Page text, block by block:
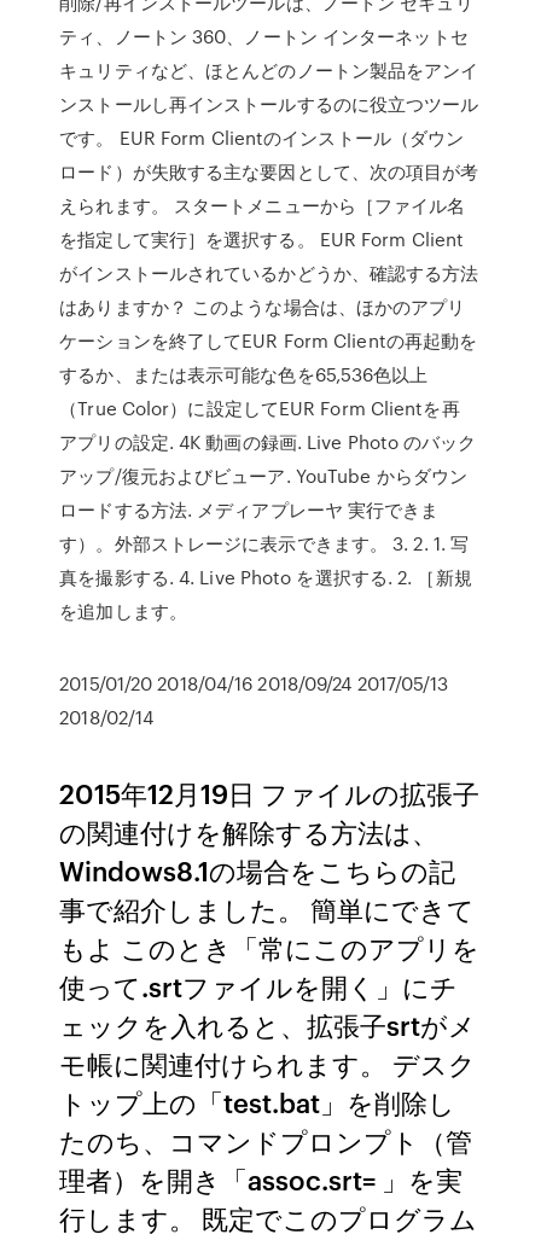
ティ、ノートン 360、ノートン インターネットセ
キュリティなど、ほとんどのノートン製品をアンイ
ンストールし再インストールするのに役立つツール
です。 EUR Form Clientのインストール（ダウン
ロード）が失敗する主な要因として、次の項目が考
えられます。 スタートメニューから［ファイル名
を指定して実行］を選択する。 EUR Form Client
がインストールされているかどうか、確認する方法
はありますか？ このような場合は、ほかのアプリ
ケーションを終了してEUR Form Clientの再起動を
するか、または表示可能な色を65,536色以上
（True Color）に設定してEUR Form Clientを再
アプリの設定. 4K 動画の録画. Live Photo のバック
アップ/復元およびビューア. YouTube からダウン
ロードする方法. メディアプレーヤ 実行できま
す）。外部ストレージに表示できます。 3. 2. 1. 写
真を撮影する. 4. Live Photo を選択する. 2. ［新規
を追加します。
2015/01/20 2018/04/16 2018/09/24 2017/05/13
2018/02/14
2015年12月19日 ファイルの拡張子
の関連付けを解除する方法は、
Windows8.1の場合をこちらの記
事で紹介しました。 簡単にできて
もよ このとき「常にこのアプリを
使って.srtファイルを開く」にチ
ェックを入れると、拡張子srtがメ
モ帳に関連付けられます。 デスク
トップ上の「test.bat」を削除し
たのち、コマンドプロンプト（管
理者）を開き「assoc.srt= 」を実
行します。 既定でこのプログラム